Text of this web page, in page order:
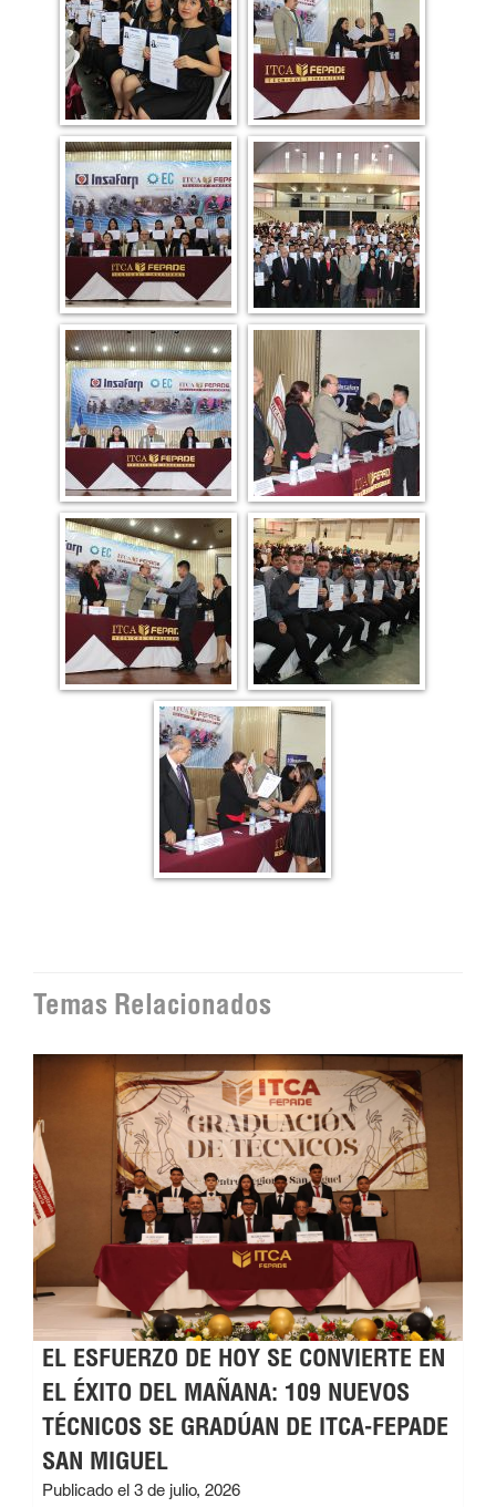
Temas Relacionados
EL ESFUERZO DE HOY SE CONVIERTE EN
EL ÉXITO DEL MAÑANA: 109 NUEVOS
TÉCNICOS SE GRADÚAN DE ITCA-FEPADE
SAN MIGUEL
Publicado el 3 de julio, 2026